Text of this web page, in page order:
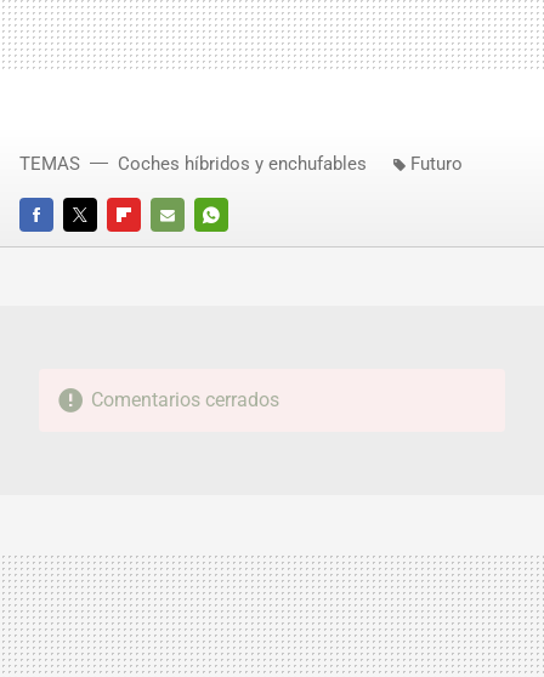
FACEBOOKTWITTERFLIPBOARD
E-
WHATSAPP
TEMAS Coches híbridos y enchufables Futuro
Comentarios cerrados